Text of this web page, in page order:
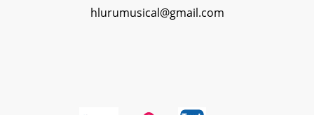
hlurumusical@gmail.com